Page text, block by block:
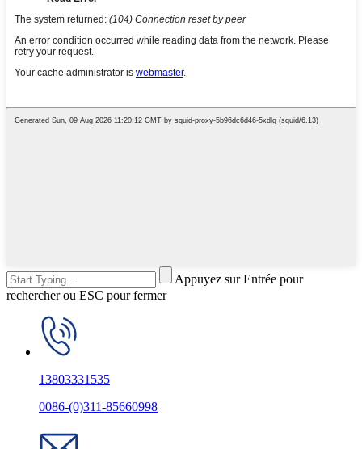
Appuyez sur Entrée pour
rechercher ou ESC pour fermer
13803331535
0086-(0)311-85660998